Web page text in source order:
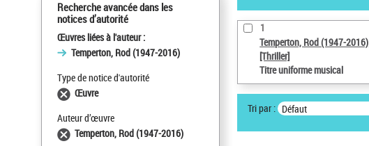
Recherche avancée dans les
notices d’autorité
Œuvres liées à l'auteur :
Temperton, Rod (1947-2016)
Type de notice d'autorité
Œuvre
Auteur d’œuvre
Temperton, Rod (1947-2016)
1
Temperton, Rod (1947-2016)
[Thriller]
Titre uniforme musical
Tri par : Défaut